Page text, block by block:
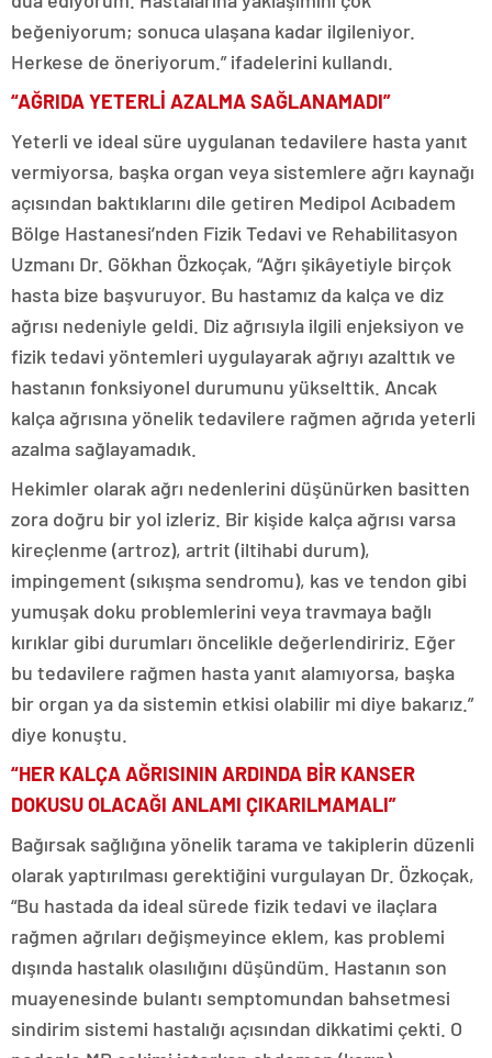
beğeniyorum; sonuca ulaşana kadar ilgileniyor.
Herkese de öneriyorum.” ifadelerini kullandı.
“AĞRIDA YETERLİ AZALMA SAĞLANAMADI”
Yeterli ve ideal süre uygulanan tedavilere hasta yanıt
vermiyorsa, başka organ veya sistemlere ağrı kaynağı
açısından baktıklarını dile getiren Medipol Acıbadem
Bölge Hastanesi’nden Fizik Tedavi ve Rehabilitasyon
Uzmanı Dr. Gökhan Özkoçak, “Ağrı şikâyetiyle birçok
hasta bize başvuruyor. Bu hastamız da kalça ve diz
ağrısı nedeniyle geldi. Diz ağrısıyla ilgili enjeksiyon ve
fizik tedavi yöntemleri uygulayarak ağrıyı azalttık ve
hastanın fonksiyonel durumunu yükselttik. Ancak
kalça ağrısına yönelik tedavilere rağmen ağrıda yeterli
azalma sağlayamadık.
Hekimler olarak ağrı nedenlerini düşünürken basitten
zora doğru bir yol izleriz. Bir kişide kalça ağrısı varsa
kireçlenme (artroz), artrit (iltihabi durum),
impingement (sıkışma sendromu), kas ve tendon gibi
yumuşak doku problemlerini veya travmaya bağlı
kırıklar gibi durumları öncelikle değerlendiririz. Eğer
bu tedavilere rağmen hasta yanıt alamıyorsa, başka
bir organ ya da sistemin etkisi olabilir mi diye bakarız.”
diye konuştu.
“HER KALÇA AĞRISININ ARDINDA BİR KANSER
DOKUSU OLACAĞI ANLAMI ÇIKARILMAMALI”
Bağırsak sağlığına yönelik tarama ve takiplerin düzenli
olarak yaptırılması gerektiğini vurgulayan Dr. Özkoçak,
“Bu hastada da ideal sürede fizik tedavi ve ilaçlara
rağmen ağrıları değişmeyince eklem, kas problemi
dışında hastalık olasılığını düşündüm. Hastanın son
muayenesinde bulantı semptomundan bahsetmesi
sindirim sistemi hastalığı açısından dikkatimi çekti. O